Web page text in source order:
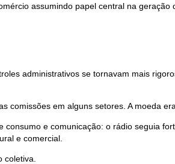
assumindo papel central na geração
administrativos se tornavam mais
comissões em alguns setores. A moeda
e comunicação: o rádio seguia
e comercial.